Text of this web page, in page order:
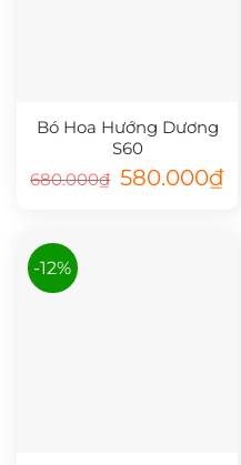
Bó Hoa Hướng Dương
S60
680.000₫
Giá
gốc
580.000₫Giá
-12%